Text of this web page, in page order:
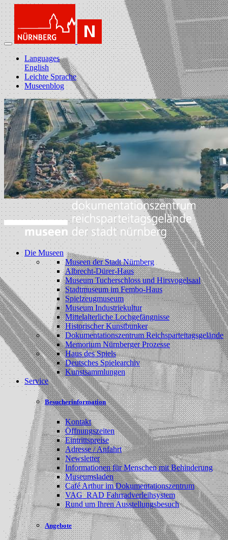
Languages
English
Leichte Sprache
Museenblog
Die Museen
Museen der Stadt Nürnberg
Albrecht-Dürer-Haus
Museum Tucherschloss und Hirsvogelsaal
Stadtmuseum im Fembo-Haus
Spielzeugmuseum
Museum Industriekultur
Mittelalterliche Lochgefängnisse
Historischer Kunstbunker
Dokumentationszentrum Reichsparteitagsgelände
Memorium Nürnberger Prozesse
Haus des Spiels
Deutsches Spielearchiv
Kunstsammlungen
Service
Besucherinformation
Kontakt
Öffnungszeiten
Eintrittspreise
Adresse / Anfahrt
Newsletter
Informationen für Menschen mit Behinderung
Museumsladen
Café Arthur im Dokumentationszentrum
VAG_RAD Fahrradverleihsystem
Rund um Ihren Ausstellungsbesuch
Angebote